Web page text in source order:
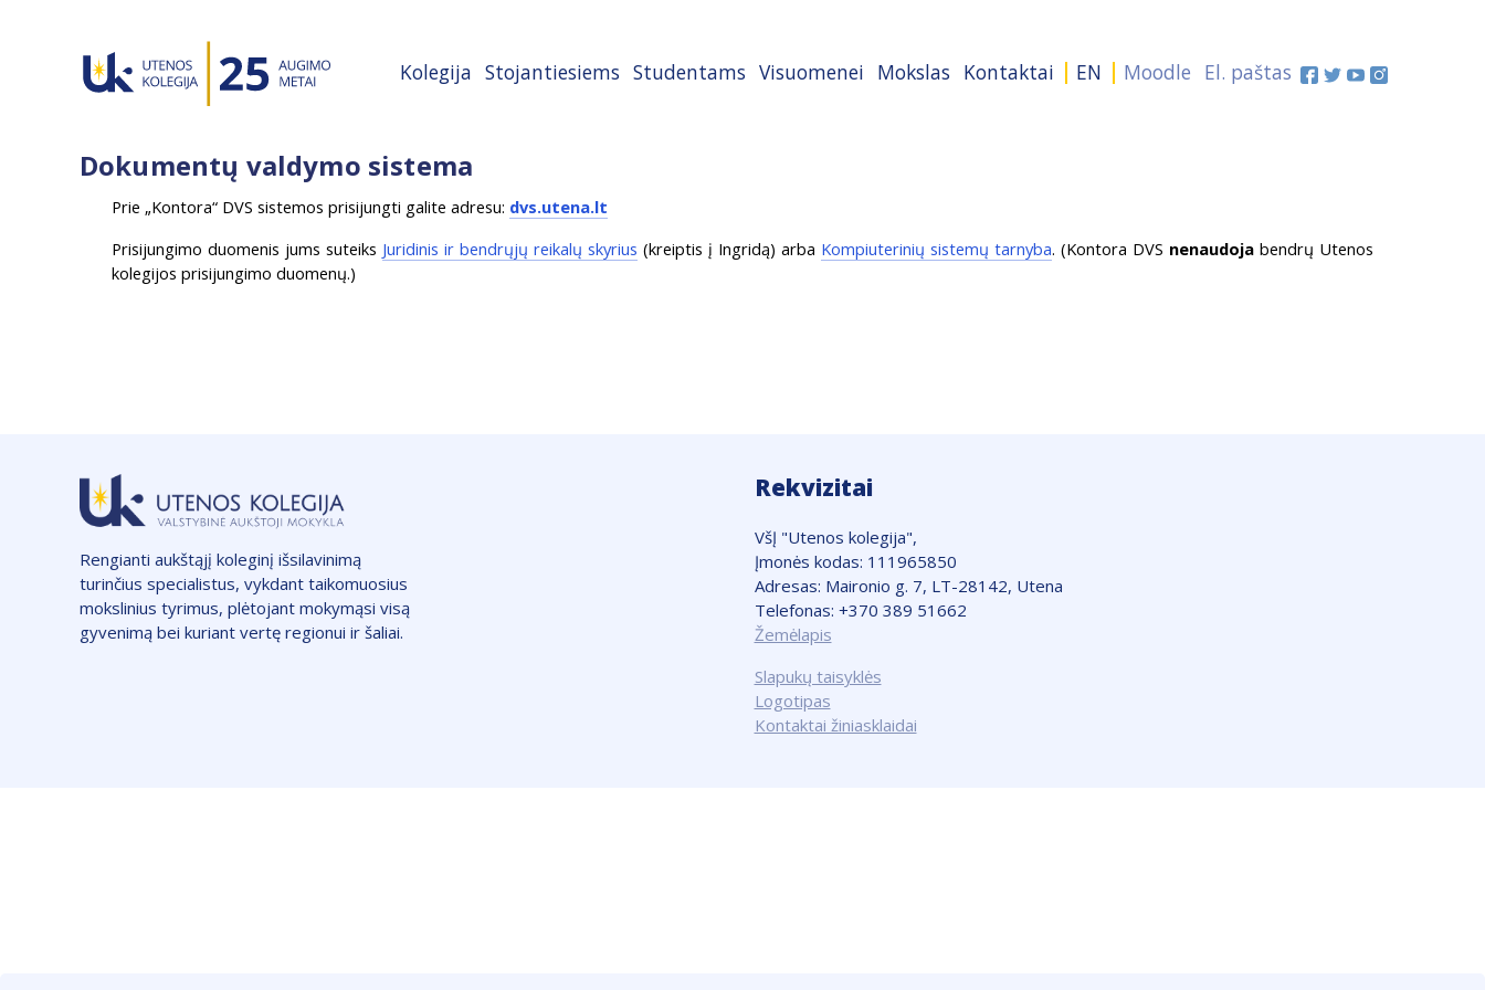
Kolegija Stojantiesiems Studentams Visuomenei Mokslas Kontaktai EN Moodle El. paštas
Dokumentų valdymo sistema
Prie „Kontora“ DVS sistemos prisijungti galite adresu: dvs.utena.lt
Prisijungimo duomenis jums suteiks Juridinis ir bendrųjų reikalų skyrius (kreiptis į Ingridą) arba Kompiuterinių sistemų tarnyba. (Kontora DVS nenaudojabendrų Utenos
kolegijos prisijungimo duomenų.)
Rengianti aukštąjį koleginį išsilavinimą
turinčius specialistus, vykdant taikomuosius
mokslinius tyrimus, plėtojant mokymąsi visą
gyvenimą bei kuriant vertę regionui ir šaliai.
Rekvizitai
VšĮ "Utenos kolegija",
Įmonės kodas: 111965850
Adresas: Maironio g. 7, LT-28142, Utena
Telefonas: +370 389 51662
Žemėlapis
Slapukų taisyklės
Logotipas
Kontaktai žiniasklaidai